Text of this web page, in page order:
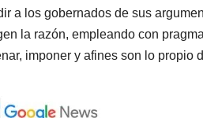
a los gobernados de sus
la razón, empleando con
imponer y afines son lo propio